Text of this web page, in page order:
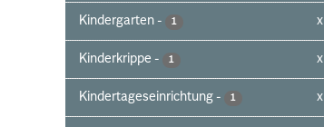
Kindergarten - 1 x
Kinderkrippe - 1 x
Kindertageseinrichtung - 1 x